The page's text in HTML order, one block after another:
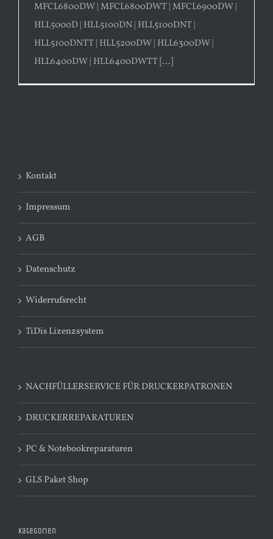
MFCL6800DW | MFCL6800DWT | MFCL6900DW |
HLL5000D | HLL5100DN | HLL5100DNT |
HLL5100DNTT | HLL5200DW | HLL6300DW |
HLL6400DW | HLL6400DWTT [...]
Kontakt
Impressum
AGB
Datenschutz
Widerrufsrecht
TiDis Lizenzsystem
NACHFÜLLERSERVICE FÜR DRUCKERPATRONEN
DRUCKERREPARATUREN
PC & Notebookreparaturen
GLS Paket Shop
Kategorien